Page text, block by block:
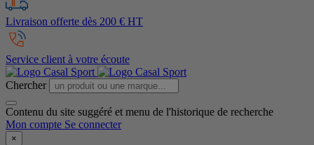
Livraison offerte dès 200 € HT
Service client à votre écoute
Chercher
Contenu du site suggéré et menu de l'historique de recherche
Mon compte Se connecter
×